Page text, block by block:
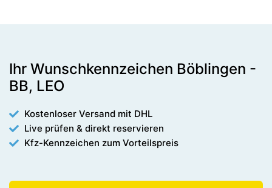
Ihr Wunschkennzeichen Böblingen -
BB, LEO
Kostenloser Versand mit DHL
Live prüfen & direkt reservieren
Kfz-Kennzeichen zum Vorteilspreis